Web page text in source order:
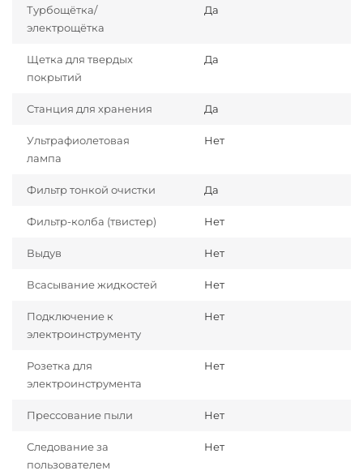
Турбощётка/
электрощётка
Да
Щетка для твердых
покрытий
Да
Станция для хранения Да
Ультрафиолетовая
лампа
Нет
Фильтр тонкой очистки Да
Фильтр-колба (твистер) Нет
Выдув Нет
Всасывание жидкостей Нет
Подключение к
электроинструменту
Нет
Розетка для
электроинструмента
Нет
Прессование пыли Нет
Следование за
пользователем
Нет